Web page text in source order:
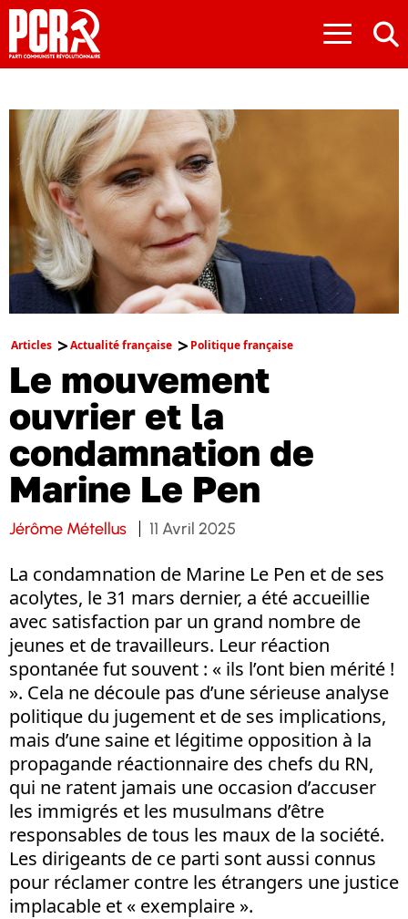
≡
Articles Actualité française Politique française
Le mouvement
ouvrier et la
condamnation de
Marine Le Pen
Jérôme Métellus 11 Avril 2025
La condamnation de Marine Le Pen et de ses
acolytes, le 31 mars dernier, a été accueillie
avec satisfaction par un grand nombre de
jeunes et de travailleurs. Leur réaction
spontanée fut souvent : « ils l’ont bien mérité !
». Cela ne découle pas d’une sérieuse analyse
politique du jugement et de ses implications,
mais d’une saine et légitime opposition à la
propagande réactionnaire des chefs du RN,
qui ne ratent jamais une occasion d’accuser
les immigrés et les musulmans d’être
responsables de tous les maux de la société.
Les dirigeants de ce parti sont aussi connus
pour réclamer contre les étrangers une justice
implacable et « exemplaire ».